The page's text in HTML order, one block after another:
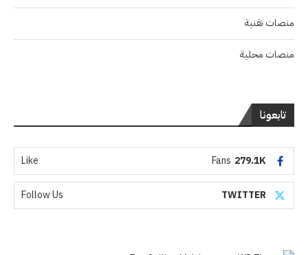
منصات تقنية
منصات محلية
تابعونا
279.1K
Fans
Like
TWITTER
Follow Us